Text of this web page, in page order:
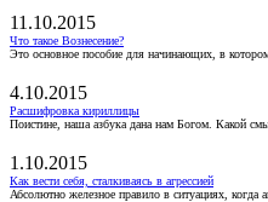
11.10.2015
Что такое Вознесение?
Это основное пособие для начинающих, в
4.10.2015
Расшифровка кириллицы
Поистине, наша азбука дана нам Богом. Какой
1.10.2015
Как вести себя, сталкиваясь в агрессией
Абсолютно железное правило в ситуациях, когда